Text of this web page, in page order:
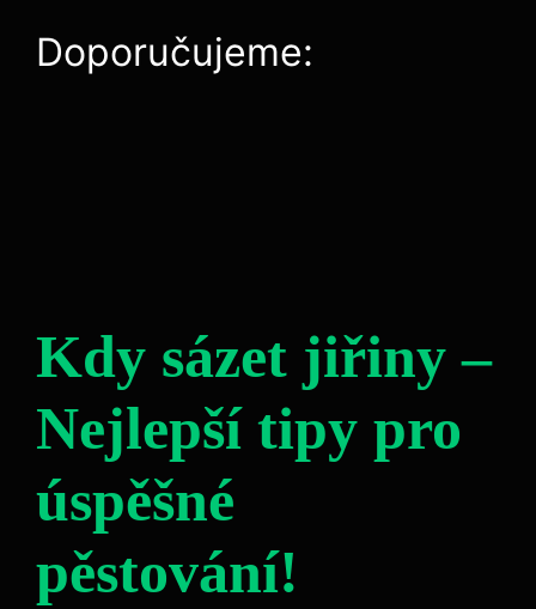
Doporučujeme:
Kdy sázet jiřiny –
Nejlepší tipy pro
úspěšné
pěstování!